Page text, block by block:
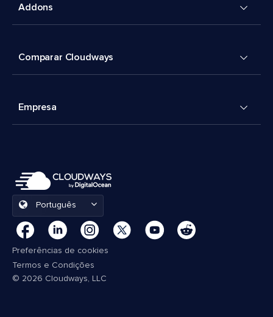
Addons
Comparar Cloudways
Empresa
Português
Preferências de cookies
Termos e Condições
© 2026 Cloudways, LLC